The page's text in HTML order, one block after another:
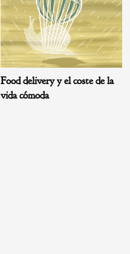
Food delivery y el coste de la
vida cómoda